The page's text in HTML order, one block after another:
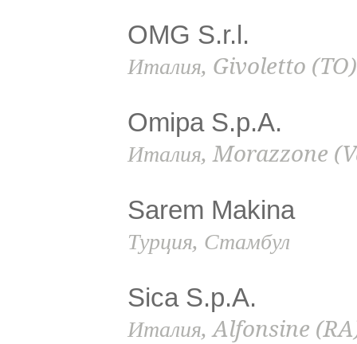
OMG S.r.l.
Италия, Givoletto (TO)
Omipa S.p.A.
Италия, Morazzone
Sarem Makina
Турция, Стамбул
Sica S.p.A.
Италия, Alfonsine